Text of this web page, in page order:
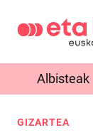
Albisteak
GIZARTEA